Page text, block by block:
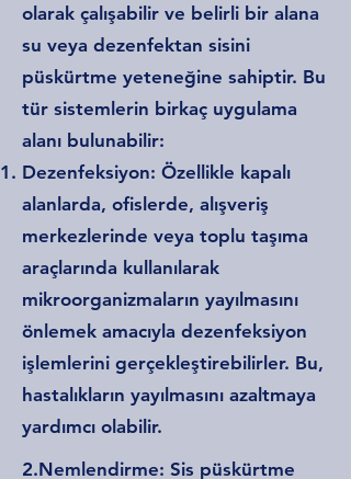
olarak çalışabilir ve belirli bir alana
su veya dezenfektan sisini
püskürtme yeteneğine sahiptir. Bu
tür sistemlerin birkaç uygulama
alanı bulunabilir:
Dezenfeksiyon: Özellikle kapalı
alanlarda, ofislerde, alışveriş
merkezlerinde veya toplu taşıma
araçlarında kullanılarak
mikroorganizmaların yayılmasını
önlemek amacıyla dezenfeksiyon
işlemlerini gerçekleştirebilirler. Bu,
hastalıkların yayılmasını azaltmaya
yardımcı olabilir.
2.Nemlendirme: Sis püskürtme